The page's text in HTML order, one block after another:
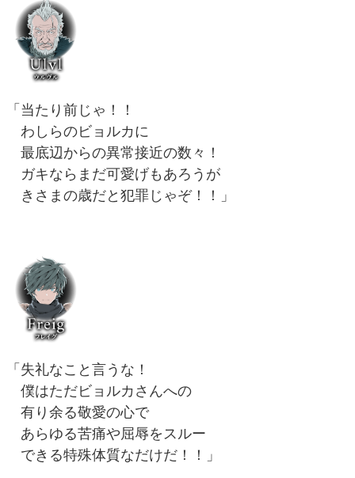
「当たり前じゃ！！
わしらのビョルカに
最底辺からの異常接近の数々！
ガキならまだ可愛げもあろうが
きさまの歳だと犯罪じゃぞ！！」
「失礼なこと言うな！
僕はただビョルカさんへの
有り余る敬愛の心で
あらゆる苦痛や屈辱をスルー
できる特殊体質なだけだ！！」